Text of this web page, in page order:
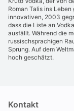
Roman Talis ins
innovativen, 2003
dass die Liste an
ausfällt. Während die
russischsprachigen
Sprung. Auf dem
hoch geschätzt.
Kontakt